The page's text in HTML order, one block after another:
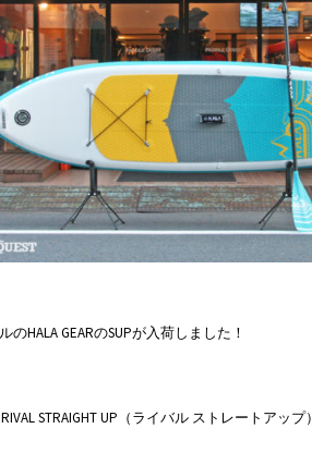
のHALA GEARのSUPが入荷しました！
STRAIGHT UP（ライバル ストレートアップ）